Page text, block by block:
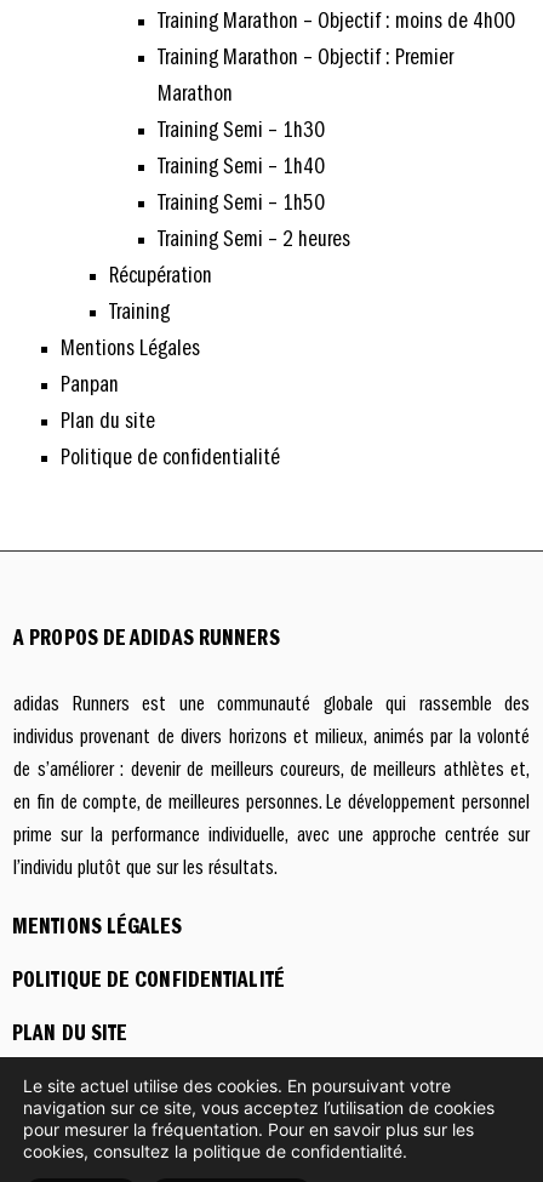
Training Marathon – Objectif : moins de 4h00
Training Marathon – Objectif : Premier
Marathon
Training Semi – 1h30
Training Semi – 1h40
Training Semi – 1h50
Training Semi – 2 heures
Récupération
Training
Mentions Légales
Panpan
Plan du site
Politique de confidentialité
A PROPOS DE ADIDAS RUNNERS
adidas Runners est une communauté globale qui rassemble des
individus provenant de divers horizons et milieux, animés par la volonté
de s’améliorer : devenir de meilleurs coureurs, de meilleurs athlètes et,
en fin de compte, de meilleures personnes. Le développement personnel
prime sur la performance individuelle, avec une approche centrée sur
l’individu plutôt que sur les résultats.
MENTIONS LÉGALES
POLITIQUE DE CONFIDENTIALITÉ
PLAN DU SITE
Le site actuel utilise des cookies. En poursuivant votre
navigation sur ce site, vous acceptez l’utilisation de cookies
pour mesurer la fréquentation. Pour en savoir plus sur les
cookies, consultez la politique de confidentialité.